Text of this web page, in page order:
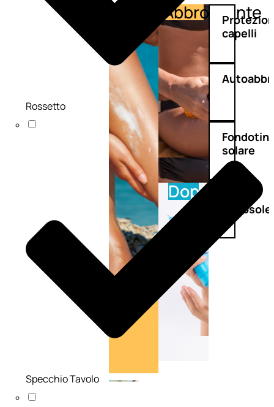
Protezione
Abbronzante
Doposole
capelli
solare
doposole
Rossetto
Specchio Tavolo